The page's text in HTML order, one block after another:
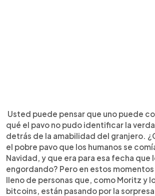
Usted puede pensar que uno puede
qué el pavo no pudo identificar la
detrás de la amabilidad del granjero.
el pobre pavo que los humanos se
Navidad, y que era para esa fecha que
engordando? Pero en estos
lleno de personas que, como Moritz y
bitcoins, están pasando por la